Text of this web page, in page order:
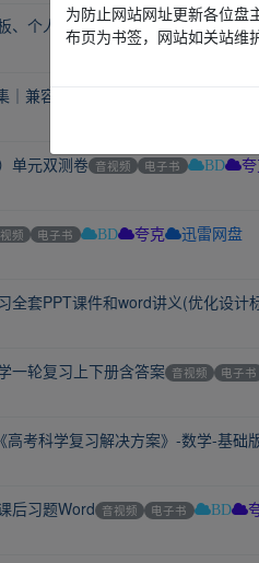
、个人租房协议》房东租客通用，
兼容WindowsMac国风书法字体
单元双测卷 音视频 电子书 BD 夸
频 电子书 BD 夸克 迅雷网盘
全套PPT课件和word讲义(优化设计
一轮复习上下册含答案 音视频 电子书
高考科学复习解决方案》-数学-基础
后习题Word 音视频 电子书 BD
为防止网站网址更新各位盘
布页为书签，网站如关站维